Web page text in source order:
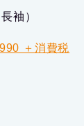
＋消費税